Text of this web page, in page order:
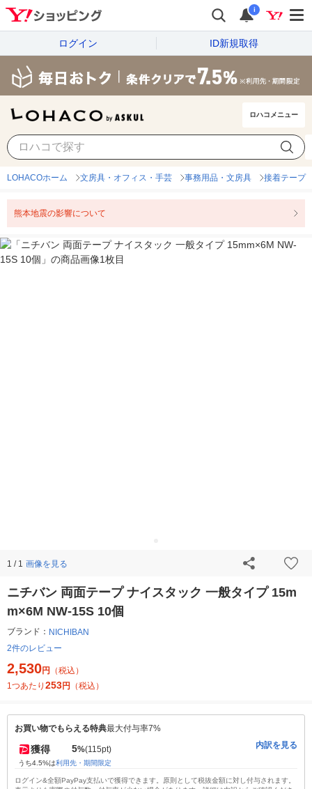
i
ログイン ID新規取得
ロハコメニュー
LOHACOホーム 文房具・オフィス・手芸 事務用品・文房具 接着テープ
熊本地震の影響について
1 / 1 画像を見る
ニチバン 両面テープ ナイスタック 一般タイプ 15m
m×6M NW-15S 10個
ブランド： NICHIBAN
2件のレビュー
2,530円
（税込）
1つあたり 253円 （税込）
お買い物でもらえる特典最大付与率7%
獲得 5%(115pt)
うち4.5%は利用先・期間限定
内訳を見る
ログイン&全額PayPay支払いで獲得できます。原則として税抜金額に対し付与されます。